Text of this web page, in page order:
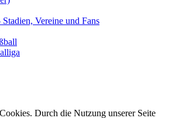
Vereine und Fans
Durch die Nutzung unserer Seite